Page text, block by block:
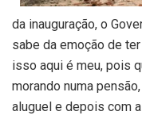
da inauguração, o
sabe da emoção de
isso aqui é meu, pois
morando numa
aluguel e depois com